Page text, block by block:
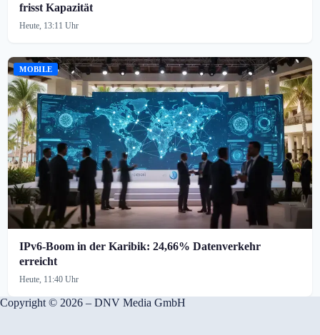
frisst Kapazität
Heute, 13:11 Uhr
MOBILE
IPv6-Boom in der Karibik: 24,66% Datenverkehr
erreicht
Heute, 11:40 Uhr
Copyright © 2026 – DNV Media GmbH